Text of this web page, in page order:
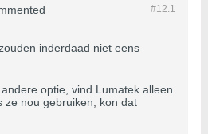
#12.1
inderdaad niet eens
optie, vind Lumatek alleen
ze nou gebruiken, kon dat